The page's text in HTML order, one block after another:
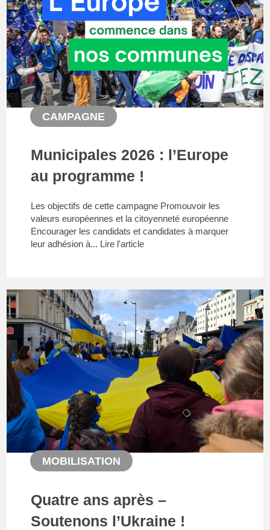
CAMPAGNE
Municipales 2026 : l’Europe
au programme !
Les objectifs de cette campagne Promouvoir les
valeurs européennes et la citoyenneté européenne
Encourager les candidats et candidates à marquer
leur adhésion à... Lire l'article
MOBILISATION
Quatre ans après –
Soutenons l’Ukraine !